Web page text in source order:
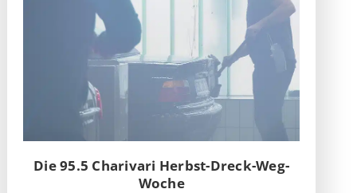
Die 95.5 Charivari Herbst-Dreck-Weg-
Woche